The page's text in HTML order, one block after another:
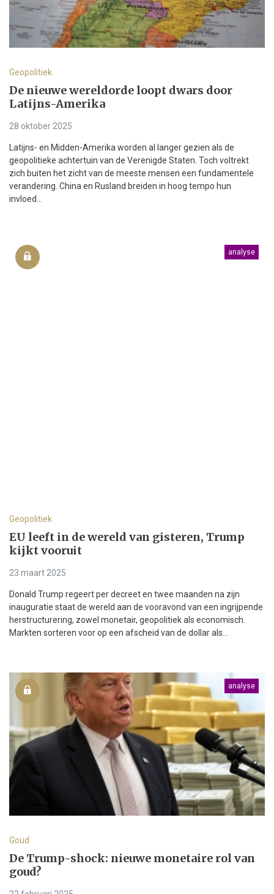
Geopolitiek
De nieuwe wereldorde loopt dwars door
Latijns-Amerika
28 oktober 2025
Latijns- en Midden-Amerika worden al langer gezien als de
geopolitieke achtertuin van de Verenigde Staten. Toch voltrekt
zich buiten het zicht van de meeste mensen een fundamentele
verandering. China en Rusland breiden in hoog tempo hun
invloed...
analyse
Geopolitiek
EU leeft in de wereld van gisteren, Trump
kijkt vooruit
23 maart 2025
Donald Trump regeert per decreet en twee maanden na zijn
inauguratie staat de wereld aan de vooravond van een ingrijpende
herstructurering, zowel monetair, geopolitiek als economisch.
Markten sorteren voor op een afscheid van de dollar als...
analyse
Goud
De Trump-shock: nieuwe monetaire rol van
goud?